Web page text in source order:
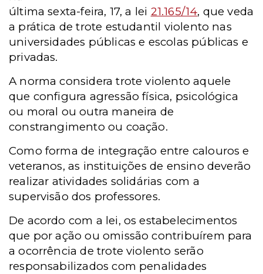
última sexta-feira, 17, a lei 21.165/14, que veda
a prática de trote estudantil violento nas
universidades públicas e escolas públicas e
privadas.
A norma considera trote violento aquele
que configura agressão física, psicológica
ou moral ou outra maneira de
constrangimento ou coação.
Como forma de integração entre calouros e
veteranos, as instituições de ensino deverão
realizar atividades solidárias com a
supervisão dos professores.
De acordo com a lei, os estabelecimentos
que por ação ou omissão contribuírem para
a ocorrência de trote violento serão
responsabilizados com penalidades